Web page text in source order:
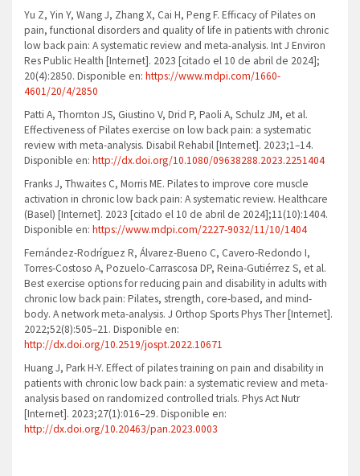
Yu Z, Yin Y, Wang J, Zhang X, Cai H, Peng F. Efficacy of Pilates on
pain, functional disorders and quality of life in patients with chronic
low back pain: A systematic review and meta-analysis. Int J Environ
Res Public Health [Internet]. 2023 [citado el 10 de abril de 2024];
20(4):2850. Disponible en: https://www.mdpi.com/1660-
4601/20/4/2850
Patti A, Thornton JS, Giustino V, Drid P, Paoli A, Schulz JM, et al.
Effectiveness of Pilates exercise on low back pain: a systematic
review with meta-analysis. Disabil Rehabil [Internet]. 2023;1–14.
Disponible en: http://dx.doi.org/10.1080/09638288.2023.2251404
Franks J, Thwaites C, Morris ME. Pilates to improve core muscle
activation in chronic low back pain: A systematic review. Healthcare
(Basel) [Internet]. 2023 [citado el 10 de abril de 2024];11(10):1404.
Disponible en: https://www.mdpi.com/2227-9032/11/10/1404
Fernández-Rodríguez R, Álvarez-Bueno C, Cavero-Redondo I,
Torres-Costoso A, Pozuelo-Carrascosa DP, Reina-Gutiérrez S, et al.
Best exercise options for reducing pain and disability in adults with
chronic low back pain: Pilates, strength, core-based, and mind-
body. A network meta-analysis. J Orthop Sports Phys Ther [Internet].
2022;52(8):505–21. Disponible en:
http://dx.doi.org/10.2519/jospt.2022.10671
Huang J, Park H-Y. Effect of pilates training on pain and disability in
patients with chronic low back pain: a systematic review and meta-
analysis based on randomized controlled trials. Phys Act Nutr
[Internet]. 2023;27(1):016–29. Disponible en:
http://dx.doi.org/10.20463/pan.2023.0003